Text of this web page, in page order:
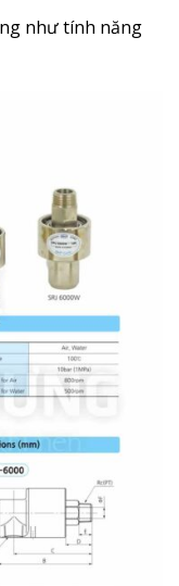
như tính năng